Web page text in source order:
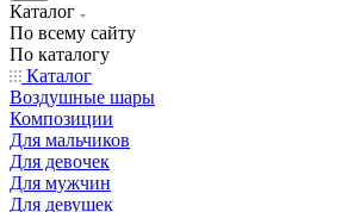
Каталог
По всему сайту
По каталогу
Каталог
Воздушные шары
Композиции
Для мальчиков
Для девочек
Для мужчин
Для девушек